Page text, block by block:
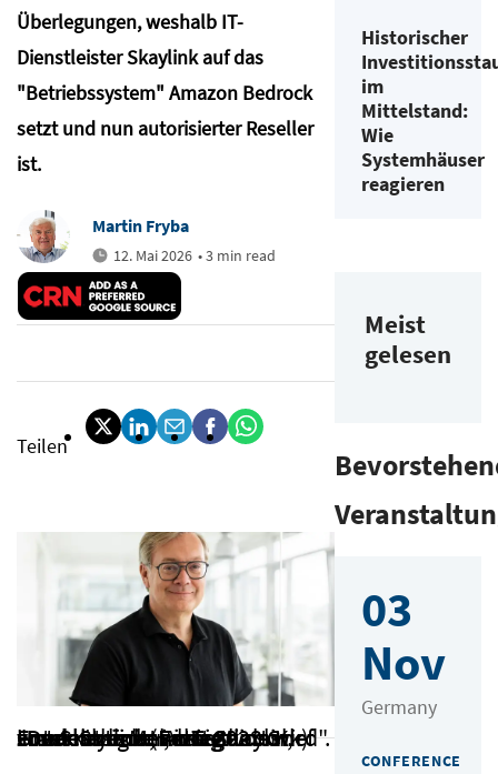
Überlegungen, weshalb IT-
Dienstleister Skaylink auf das
"Betriebssystem" Amazon Bedrock
setzt und nun autorisierter Reseller
ist.
Martin Fryba
12. Mai 2026 • 3 min read
Teilen
"Der echte Mehrwert von KI entsteht nicht im Testlabor, sondern dort, wo sie zuverlässig im Alltag eines Unternehmens integriert wird". Frank Strecker, seit 2023 Chef von Skaylink (Foto: Skaylink)
Historischer
im
Mittelstand:
Wie
Systemhäuser
reagieren
Meist
gelesen
03
Nov
Germany
CONFERENCE